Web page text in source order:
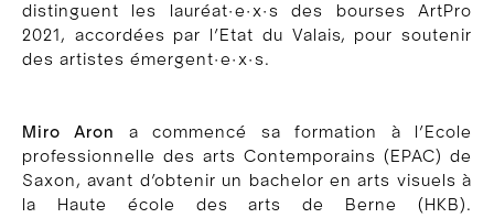
distinguent les lauréat·e·x·s des bourses ArtPro
2021, accordées par l’Etat du Valais, pour soutenir
des artistes émergent·e·x·s.
Miro Aron
a commencé sa formation à l’Ecole
professionnelle des arts Contemporains (EPAC) de
Saxon, avant d’obtenir un bachelor en arts visuels à
la Haute école des arts de Berne (HKB).